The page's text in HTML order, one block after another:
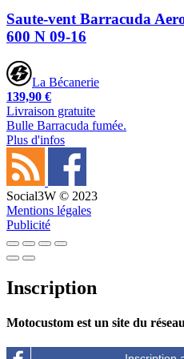
Saute-vent Barracuda
600 N 09-16
La Bécanerie
139,90 €
Livraison gratuite
Bulle Barracuda fumée.
Plus d'infos
Social3W © 2023
Mentions légales
Publicité
Inscription
Motocustom est un site du